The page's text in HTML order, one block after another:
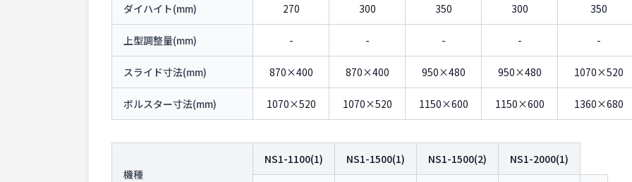
ダイハイト(mm) 270 300 350 300 350
上型調整量(mm) - - - - -
スライド寸法(mm) 870×400 870×400 950×480 950×480 1070×520
ボルスター寸法(mm) 1070×520 1070×520 1150×600 1150×600 1360×680
機種
NS1-1100(1) NS1-1500(1) NS1-1500(2) NS1-2000(1)